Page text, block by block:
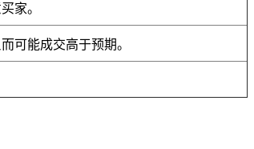
家。
可能成交高于预期。